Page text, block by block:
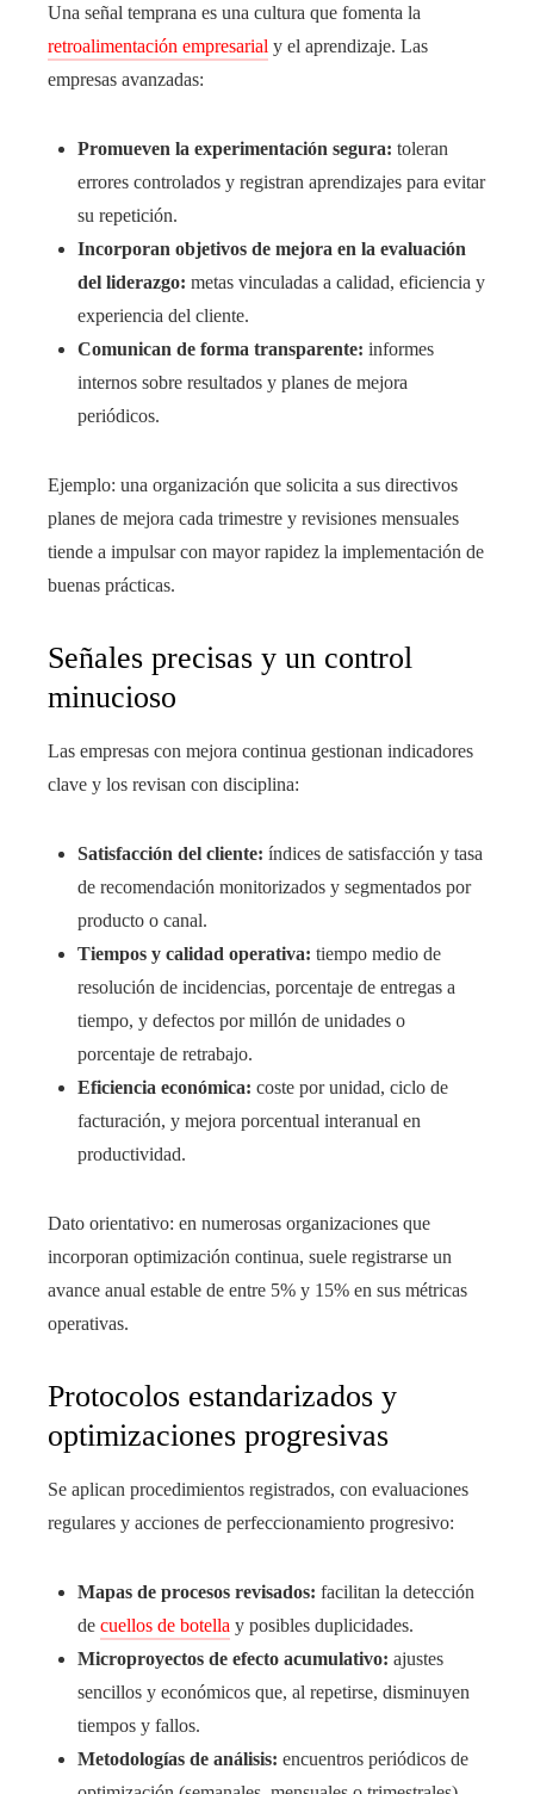
Una señal temprana es una cultura que fomenta la
retroalimentación empresarial y el aprendizaje. Las
empresas avanzadas:
Promueven la experimentación segura: toleran
errores controlados y registran aprendizajes para evitar
su repetición.
Incorporan objetivos de mejora en la evaluación
del liderazgo: metas vinculadas a calidad, eficiencia y
experiencia del cliente.
Comunican de forma transparente: informes
internos sobre resultados y planes de mejora
periódicos.
Ejemplo: una organización que solicita a sus directivos
planes de mejora cada trimestre y revisiones mensuales
tiende a impulsar con mayor rapidez la implementación de
buenas prácticas.
Señales precisas y un control
minucioso
Las empresas con mejora continua gestionan indicadores
clave y los revisan con disciplina:
Satisfacción del cliente: índices de satisfacción y tasa
de recomendación monitorizados y segmentados por
producto o canal.
Tiempos y calidad operativa: tiempo medio de
resolución de incidencias, porcentaje de entregas a
tiempo, y defectos por millón de unidades o
porcentaje de retrabajo.
Eficiencia económica: coste por unidad, ciclo de
facturación, y mejora porcentual interanual en
productividad.
Dato orientativo: en numerosas organizaciones que
incorporan optimización continua, suele registrarse un
avance anual estable de entre 5% y 15% en sus métricas
operativas.
Protocolos estandarizados y
optimizaciones progresivas
Se aplican procedimientos registrados, con evaluaciones
regulares y acciones de perfeccionamiento progresivo:
Mapas de procesos revisados: facilitan la detección
de cuellos de botella y posibles duplicidades.
Microproyectos de efecto acumulativo: ajustes
sencillos y económicos que, al repetirse, disminuyen
tiempos y fallos.
Metodologías de análisis: encuentros periódicos de